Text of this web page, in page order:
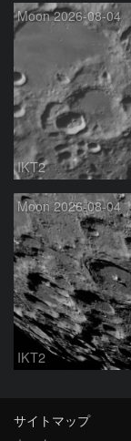
Moon 2026-08-04
IKT2
Moon 2026-08-04
IKT2
サイトマップ